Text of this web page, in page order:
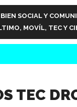
BIEN SOCIAL Y
, MOVÍL, TEC Y
TEC